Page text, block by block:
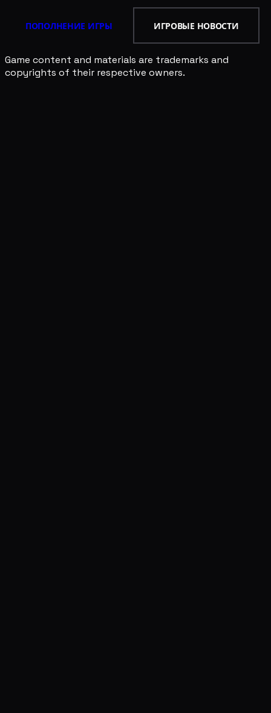
ПОПОЛНЕНИЕ ИГРЫ ИГРОВЫЕ НОВОСТИ
Game content and materials are trademarks and
copyrights of their respective owners.